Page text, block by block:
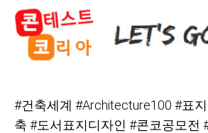
#건축세계 #Architecture100 #표
축 #도서표지디자인 #콘코공모전